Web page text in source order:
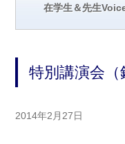
在学生＆先生
特別講演会（
2014年2月27日